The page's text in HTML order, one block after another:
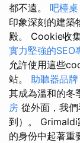
都不遠。 吧檯桌
印象深刻的建築
殿。 Cookie收
實力堅強的SEO
允許使用這些
站。 助聽器品牌
其成為溫和的冬
房 從外面，我
到）。 Grimaldi
的身份中起著重